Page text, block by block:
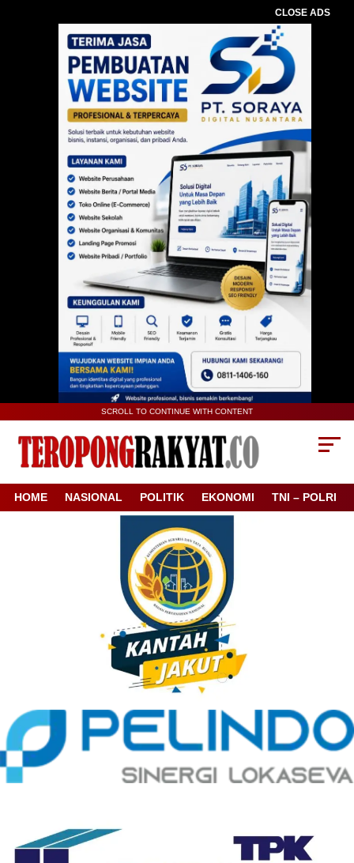
CLOSE ADS
SCROLL TO CONTINUE WITH CONTENT
HOME NASIONAL POLITIK EKONOMI TNI – POLRI